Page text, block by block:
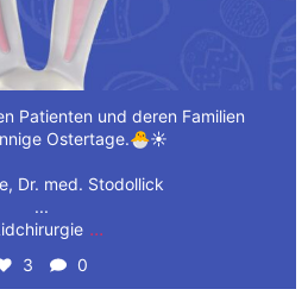
Patienten und deren Familien
Ostertage.🐣☀️
Dr. med. Stodollick
...
...
3 0